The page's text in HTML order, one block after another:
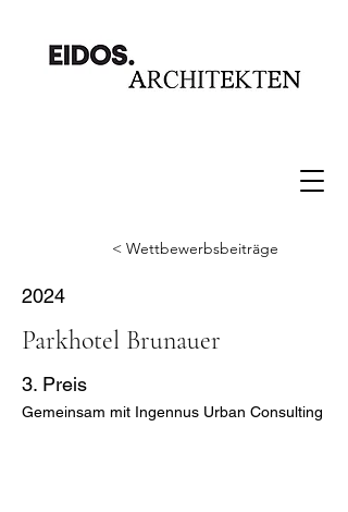
< Wettbewerbsbeiträge
2024
Parkhotel Brunauer
3. Preis
Gemeinsam mit Ingennus Urban Consulting